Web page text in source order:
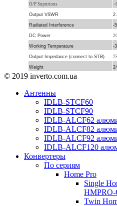
O/P Supurious -
Output VSWR
Radiated Interference -
DC Power
Working Temperature -
Output Impedance (connect to STB)
Weight
© 2019 inverto.com.ua
Антенны
IDLB-STCF60
IDLB-STCF90
IDLB-ALCF62
IDLB-ALCF82
IDLB-ALCF92
IDLB-ALCF120
Конвертеры
По сериям
Home Pro
Single
HMPRO-
Twin